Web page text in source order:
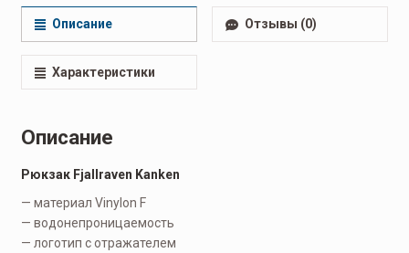
Описание Отзывы (0)
Характеристики
Описание
Рюкзак Fjallraven Kanken
— материал Vinylon F
— водонепроницаемость
— логотип с отражателем